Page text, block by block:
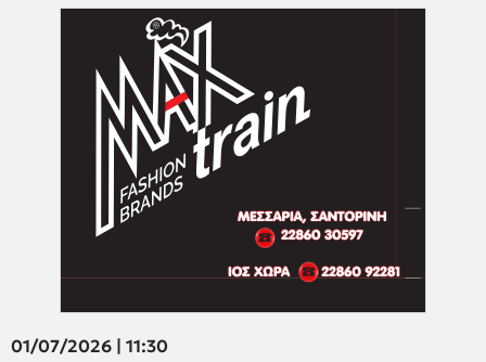
01/07/2026 | 11:30